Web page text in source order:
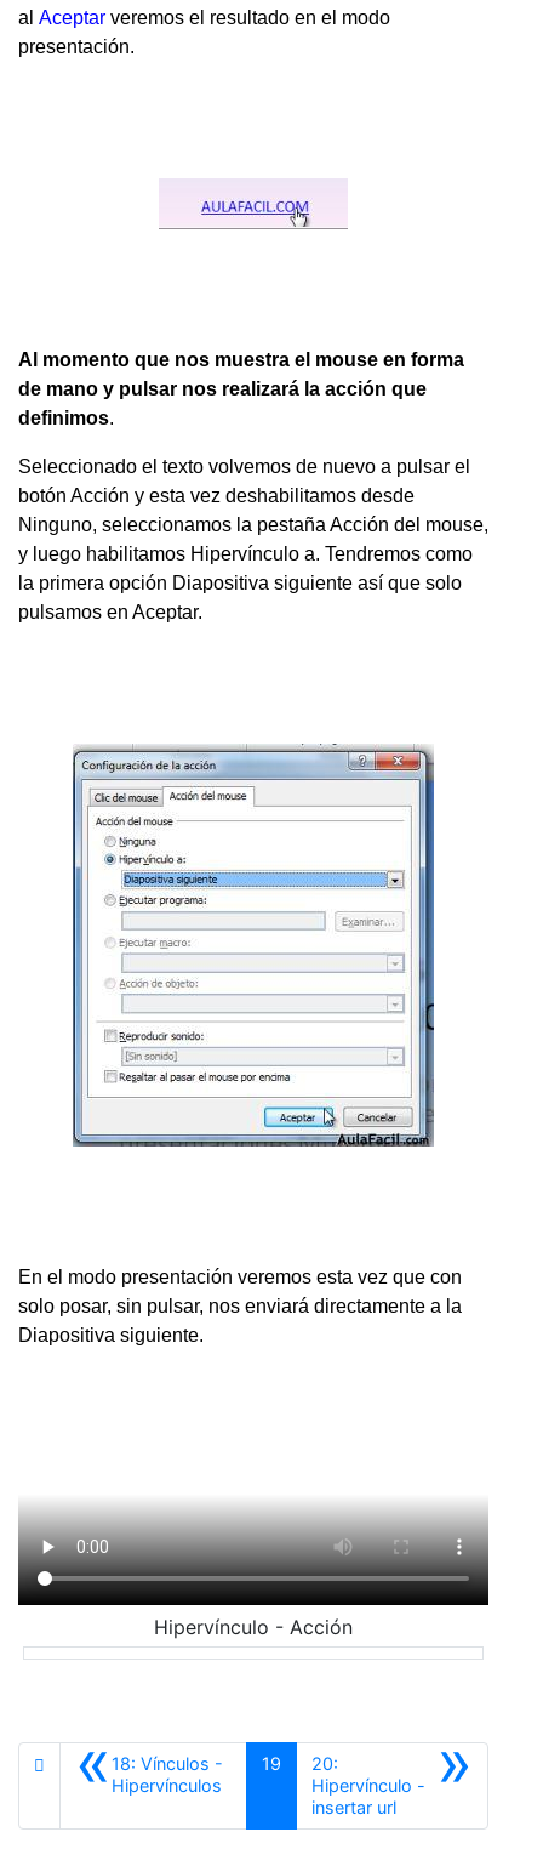
al Aceptar veremos el resultado en el modo
presentación.
Al momento que nos muestra el mouse en forma
de mano y pulsar nos realizará la acción que
definimos.
Seleccionado el texto volvemos de nuevo a pulsar el
botón Acción y esta vez deshabilitamos desde
Ninguno, seleccionamos la pestaña Acción del mouse,
y luego habilitamos Hipervínculo a. Tendremos como
la primera opción Diapositiva siguiente así que solo
pulsamos en Aceptar.
En el modo presentación veremos esta vez que con
solo posar, sin pulsar, nos enviará directamente a la
Diapositiva siguiente.
Hipervínculo - Acción
«18: Vínculos -
Hipervínculos
19 »
20:
Hipervínculo -
insertar urlSiguiente